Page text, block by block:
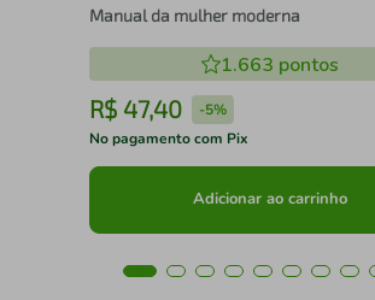
Manual da mulher moderna
1.663 pontos
R$ 47,40 -5%
No pagamento com Pix
Adicionar ao carrinho